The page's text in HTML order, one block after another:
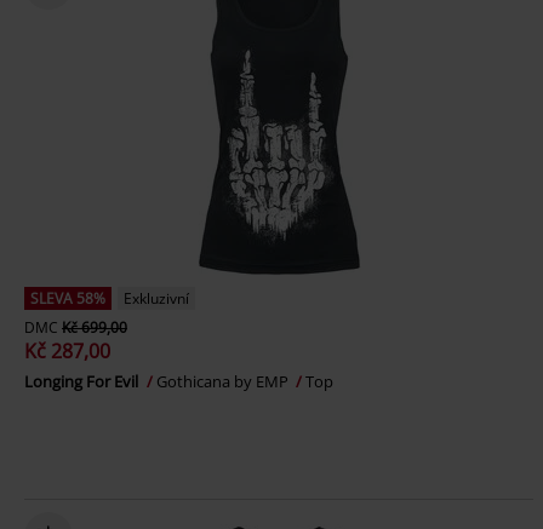
SLEVA 58%
Exkluzivní
DMC Kč 699,00
Kč 287,00
Longing For Evil Gothicana by EMP Top